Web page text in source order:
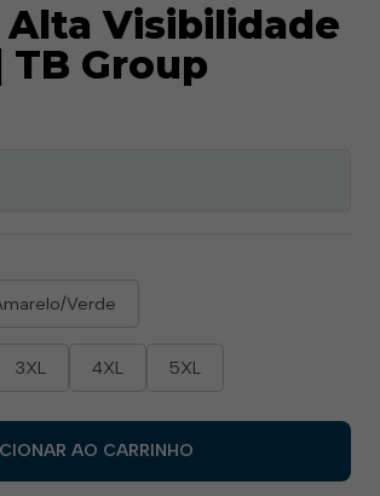
Visibilidade
TB Group
Verde
3XL 4XL 5XL
AO CARRINHO